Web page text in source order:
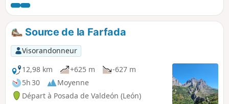
une hauteur impressionnante (100
mètres), creusant un très étroit passage
: il faut se courber pour pouvoir passer
à certains endroits. Vous verrez des
vautours sur les falaises et une
sculpture métallique de vautour, au
bord du chemin.
Source de la Farfada
Visorandonneur
12,98 km
+625 m
-627 m
5h 30
Moyenne
Départ à Posada de Valdeón (León)